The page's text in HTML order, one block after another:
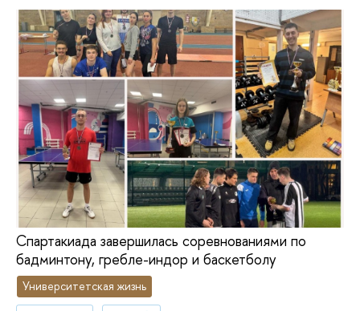
Спартакиада завершилась соревнованиями по
бадминтону, гребле-индор и баскетболу
Университетская жизнь